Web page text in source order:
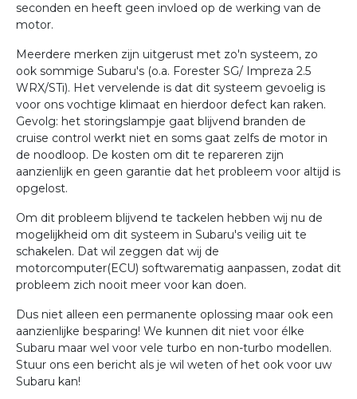
seconden en heeft geen invloed op de werking van de
motor.
Meerdere merken zijn uitgerust met zo'n systeem, zo
ook sommige Subaru's (o.a. Forester SG/ Impreza 2.5
WRX/STi). Het vervelende is dat dit systeem gevoelig is
voor ons vochtige klimaat en hierdoor defect kan raken.
Gevolg: het storingslampje gaat blijvend branden de
cruise control werkt niet en soms gaat zelfs de motor in
de noodloop. De kosten om dit te repareren zijn
aanzienlijk en geen garantie dat het probleem voor altijd is
opgelost.
Om dit probleem blijvend te tackelen hebben wij nu de
mogelijkheid om dit systeem in Subaru's veilig uit te
schakelen. Dat wil zeggen dat wij de
motorcomputer(ECU) softwarematig aanpassen, zodat dit
probleem zich nooit meer voor kan doen.
Dus niet alleen een permanente oplossing maar ook een
aanzienlijke besparing! We kunnen dit niet voor élke
Subaru maar wel voor vele turbo en non-turbo modellen.
Stuur ons een bericht als je wil weten of het ook voor uw
Subaru kan!